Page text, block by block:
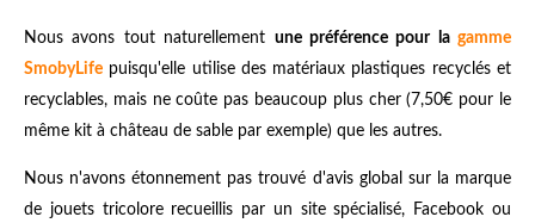
Nous avons tout naturellement une préférence pour la gamme
SmobyLife puisqu'elle utilise des matériaux plastiques recyclés et
recyclables, mais ne coûte pas beaucoup plus cher (7,50€ pour le
même kit à château de sable par exemple) que les autres.
Nous n'avons étonnement pas trouvé d'avis global sur la marque
de jouets tricolore recueillis par un site spécialisé, Facebook ou